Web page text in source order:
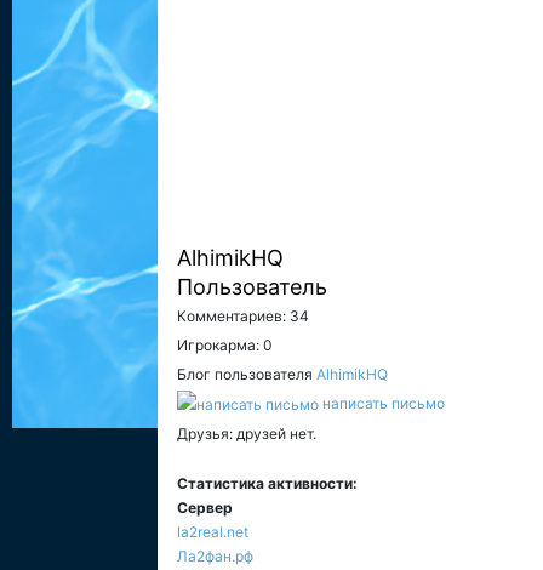
AlhimikHQ
Пользователь
Комментариев: 34
Игрокарма: 0
Блог пользователя AlhimikHQ
написать письмо
Друзья: друзей нет.
Статистика активности:
Сервер
la2real.net
Ла2фан.рф